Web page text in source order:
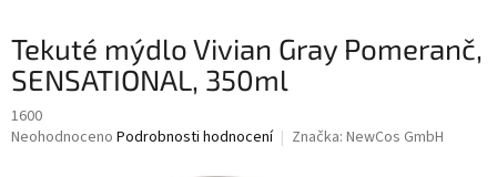
Tekuté mýdlo Vivian Gray Pomeranč,
SENSATIONAL, 350ml
1600
Průměrné
Neohodnoceno Podrobnosti hodnocení Značka: NewCos GmbH